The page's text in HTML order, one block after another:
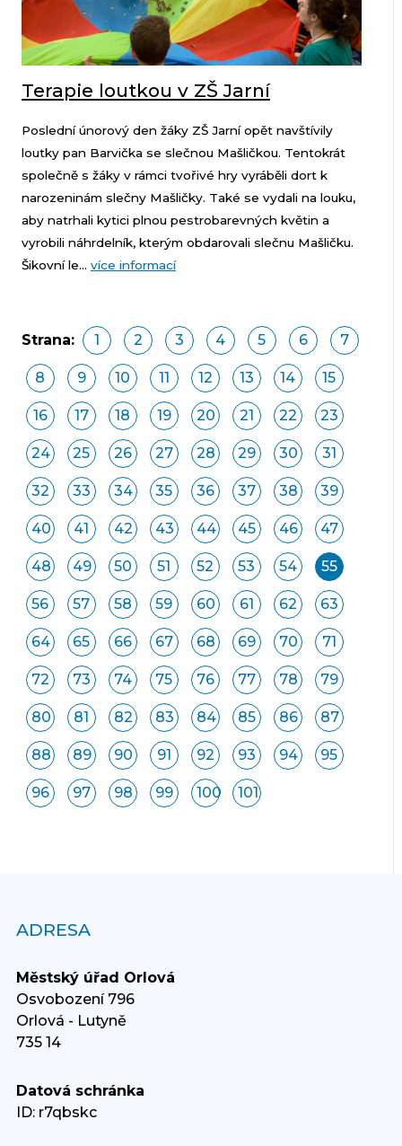
Terapie loutkou v ZŠ Jarní
Poslední únorový den žáky ZŠ Jarní opět navštívily
loutky pan Barvička se slečnou Mašličkou. Tentokrát
společně s žáky v rámci tvořivé hry vyráběli dort k
narozeninám slečny Mašličky. Také se vydali na louku,
aby natrhali kytici plnou pestrobarevných květin a
vyrobili náhrdelník, kterým obdarovali slečnu Mašličku.
Šikovní le... více informací
Strana: 1 2 3 4 5 6 7
8 9 10 11 12 13 14 15
16 17 18 19 20 21 22 23
24 25 26 27 28 29 30 31
32 33 34 35 36 37 38 39
40 41 42 43 44 45 46 47
48 49 50 51 52 53 54 55
56 57 58 59 60 61 62 63
64 65 66 67 68 69 70 71
72 73 74 75 76 77 78 79
80 81 82 83 84 85 86 87
88 89 90 91 92 93 94 95
96 97 98 99 100 101
ADRESA
Městský úřad Orlová
Osvobození 796
Orlová - Lutyně
735 14
Datová schránka
ID: r7qbskc